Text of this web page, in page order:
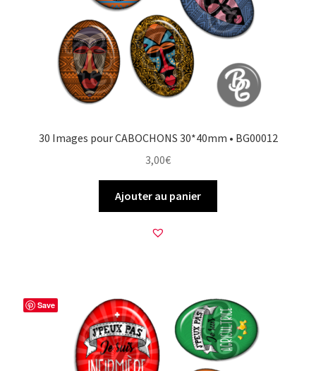
30 Images pour CABOCHONS 30*40mm • BG00012
3,00€
Ajouter au panier
Save